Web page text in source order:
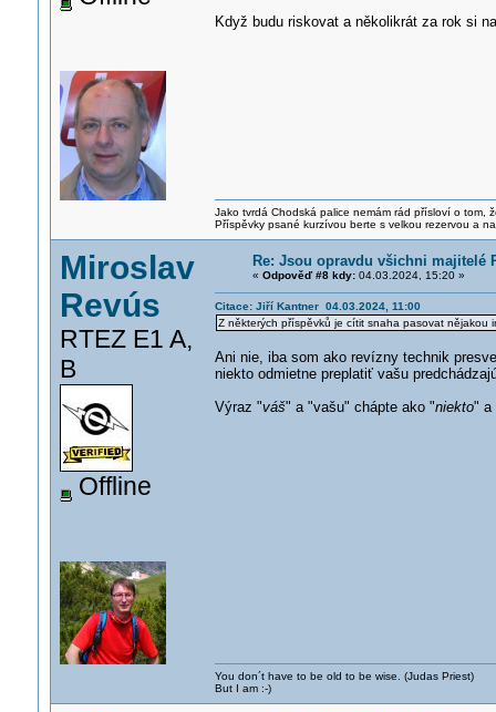
Když budu riskovat a několikrát za rok si
Jako tvrdá Chodská palice nemám rád přísloví o tom,
Příspěvky psané kurzívou berte s velkou rezervou a
Miroslav
Revús
RTEZ E1 A,
B
Offline
Re: Jsou opravdu všichni majitelé
« Odpověď #8 kdy:04.03.2024, 15:20 »
Citace: Jiří Kantner 04.03.2024, 11:00
Z některých příspěvků je cítit snaha pasovat nějakou
Ani nie, iba som ako revízny technik
niekto odmietne preplatiť vašu
Výraz "váš" a "vašu" chápte ako "niekto" a
You don´t have to be old to be wise. (Judas Priest)
But I am :-)